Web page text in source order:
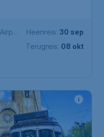
Heenreis: 30 sep
Terugreis: 08 okt